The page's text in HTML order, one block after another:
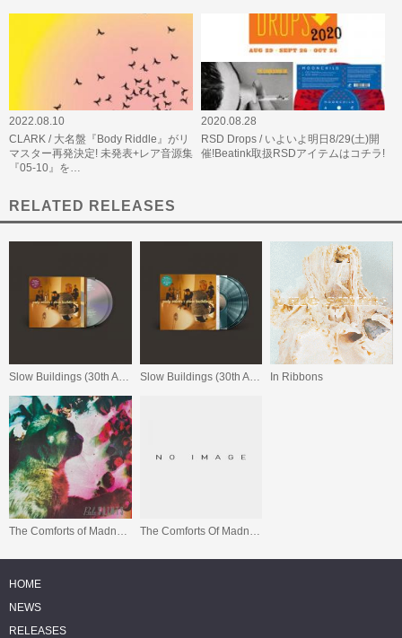
2022.08.10
CLARK / 大名盤『Body Riddle』がリ
マスター再発決定! 未発表+レア音源集
『05-10』を…
2020.08.28
RSD Drops / いよいよ明日8/29(土)開
催!Beatink取扱RSDアイテムはコチラ!
RELATED RELEASES
Slow Buildings (30th Anniversary Re:Masters) [RSD 2025] In Ribbons
HOME
NEWS
RELEASES